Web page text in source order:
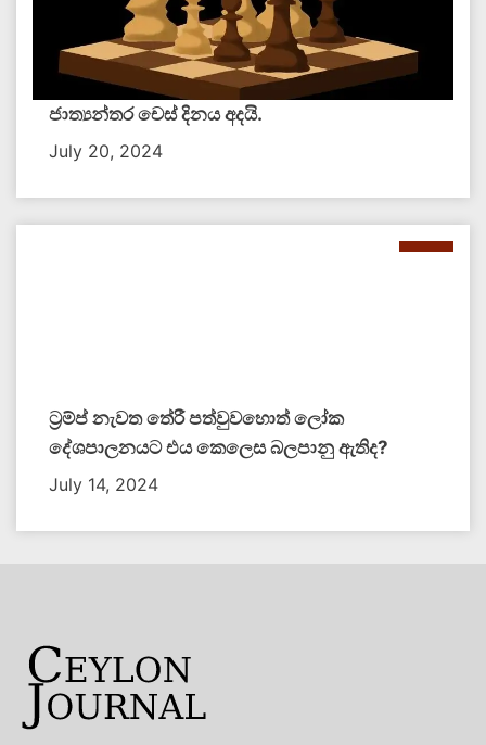
ජාත්‍යන්තර චෙස් දිනය අදයි.
July 20, 2024
ට්‍රම්ප් නැවත තේරී පත්වුවහොත් ලෝක
දේශපාලනයට එය කෙලෙස බලපානු ඇතිද​?
July 14, 2024